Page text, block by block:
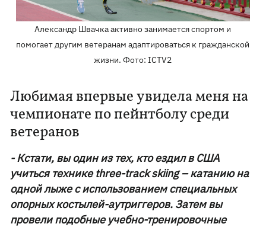
Александр Швачка активно занимается спортом и
помогает другим ветеранам адаптироваться к гражданской
жизни. Фото: ICTV2
Любимая впервые увидела меня на
чемпионате по пейнтболу среди
ветеранов
- Кстати, вы один из тех, кто ездил в США
учиться технике three-track skiing – катанию на
одной лыже с использованием специальных
опорных костылей-аутриггеров. Затем вы
провели подобные учебно-тренировочные